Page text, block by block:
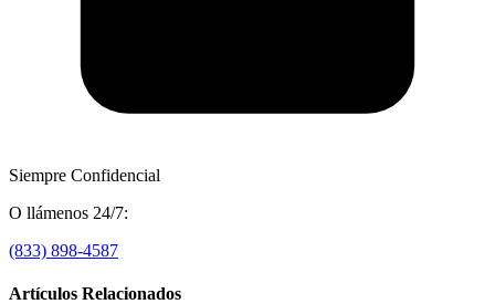
Siempre Confidencial
O llámenos 24/7:
(833) 898-4587
Artículos Relacionados